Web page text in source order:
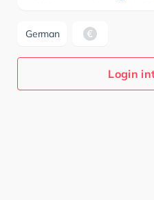
German
Login